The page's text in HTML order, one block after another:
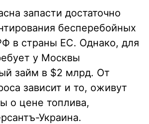
запасти достаточно
бесперебойных
в страны ЕС. Однако, для
у Москвы
займ в $2 млрд. От
зависит и то, оживут
о цене топлива,
Украина.